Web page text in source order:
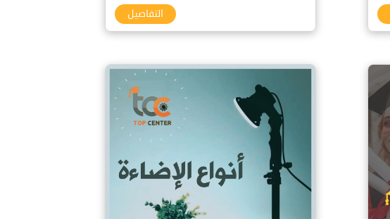
التفاصيل